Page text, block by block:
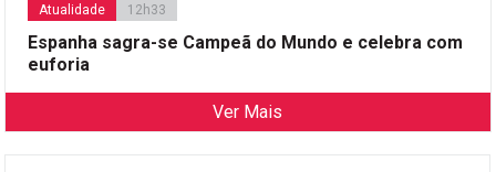
Atualidade 12h33
Espanha sagra-se Campeã do Mundo e celebra com
euforia
Ver Mais